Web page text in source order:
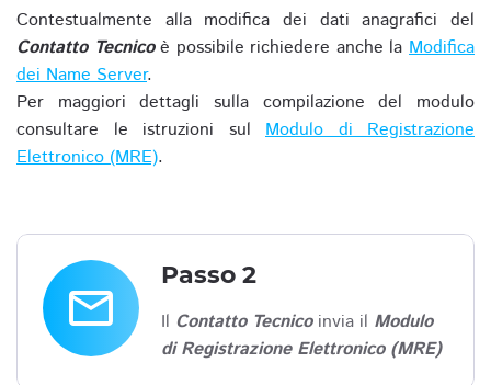
Contestualmente alla modifica dei dati anagrafici del
Contatto Tecnicoè possibile richiedere anche laModifica
dei Name Server.
Per maggiori dettagli sulla compilazione del modulo
consultare le istruzioni sul Modulo di Registrazione
Elettronico (MRE).
email
Passo 2
Il Contatto Tecnicoinvia il Modulo
di Registrazione Elettronico (MRE)